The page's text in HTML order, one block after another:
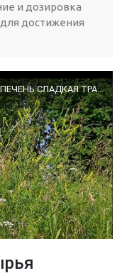
и дозировка
достижения
РАЗЖИЖАЕТ КРОВЬ ВОССТАНАВЛИВАЕТ ПЕЧЕНЬ СЛАДКАЯ ТРАВА ДОННИК @natureMarusya​